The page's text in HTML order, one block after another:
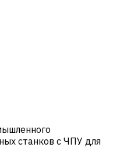
станков с ЧПУ для